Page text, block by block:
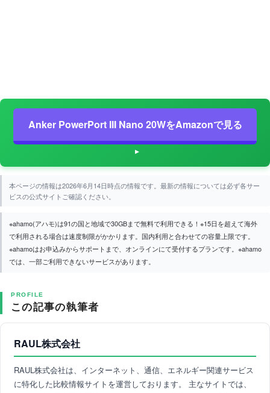
Anker PowerPort III Nano 20WをAmazonで見る
本ページの情報は2026年6月14日時点の情報です。最新の情報については必ず各サー
ビスの公式サイトご確認ください。
※ahamo(アハモ)は91の国と地域で30GBまで無料で利用できる！※15日を超えて海外
で利用される場合は速度制限がかかります。国内利用と合わせての容量上限です。
※ahamoはお申込みからサポートまで、オンラインにて受付するプランです。※ahamo
では、一部ご利用できないサービスがあります。
PROFILE
この記事の執筆者
RAUL株式会社
RAUL株式会社は、インターネット、通信、エネルギー関連サービス
に特化した比較情報サイトを運営しております。 主なサイトでは、